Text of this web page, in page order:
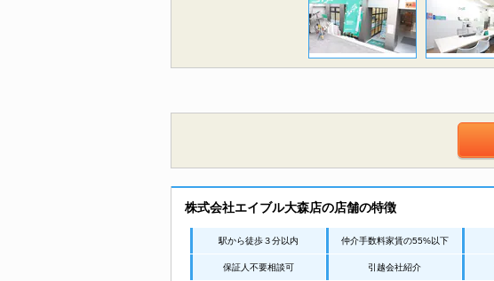
株式会社エイブル大森店の店舗の特徴
駅から徒歩３分以内 仲介手数料家賃の55%以下
保証人不要相談可 引越会社紹介